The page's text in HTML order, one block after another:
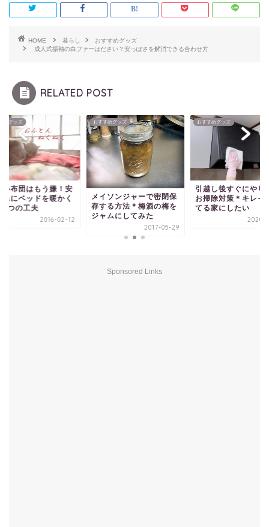
HOME 暮らし
おすすめグッズ
成人式振袖の白ファーはださい？安っぽさを解消できる合わせ方
RELATED POST
めグッズ
い布団はもう嫌！安
単にベッドを暖かく
3つの工夫
2016-02-12
おすすめグッズ
メイソンジャーで密閉保
存する方法＊梅酒の梅を
ジャムにしてみた
2017-05-29
おすすめグッズ
引越し後すぐにやり
お掃除対策＊キレイ
てる家にしたい
2020-
Sponsored Links